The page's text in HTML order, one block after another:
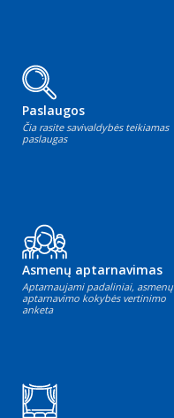
Paslaugos
Čia rasite savivaldybės teikiamas
paslaugas
Asmenų aptarnavimas
Aptarnaujami padaliniai, asmenų
aptarnavimo kokybės vertinimo
anketa